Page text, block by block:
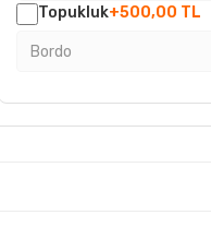
Topukluk+500,00 TL